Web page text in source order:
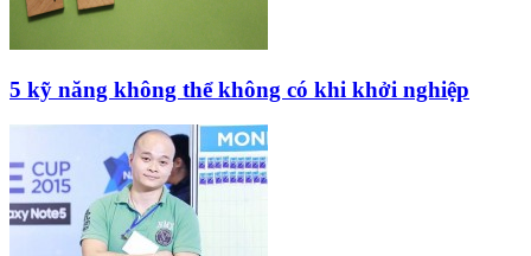
5 kỹ năng không thể không có khi khởi nghiệp